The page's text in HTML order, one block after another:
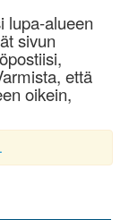
lupa-alueen
sivun
että
oikein,